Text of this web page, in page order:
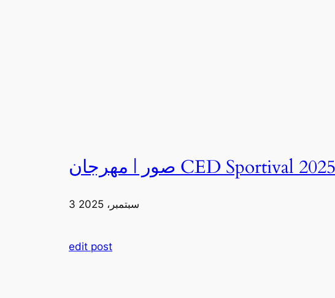
3 سبتمبر، 2025
edit post